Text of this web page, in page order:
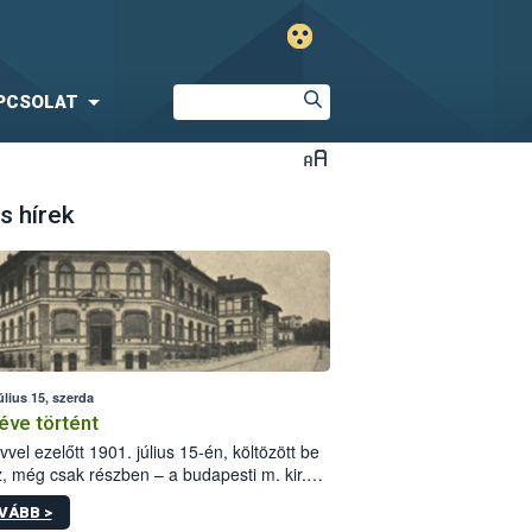
hírek
15, szerda
történt
ezelőtt 1901. július 15-én, költözött be
még csak részben – a budapesti m. kir.
állomás a Kis Rókus utca
alatti, Czigler Győző által tervezett új
>